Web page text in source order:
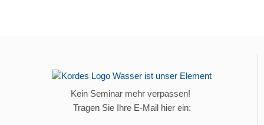
Kein Seminar mehr verpassen!
Tragen Sie Ihre E-Mail hier ein: